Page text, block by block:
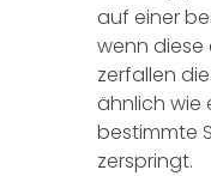
auf einer
wenn diese
zerfallen
ähnlich wie
bestimmte
zerspringt.